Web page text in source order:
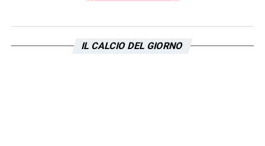
match giocati dallaLazio:
IL CALCIO DEL GIORNO